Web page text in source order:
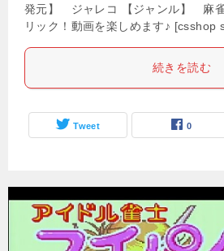
発元】 ジャレコ 【ジャンル】 麻雀
リック！動画を楽しめます♪
続きを読む
Tweet 0